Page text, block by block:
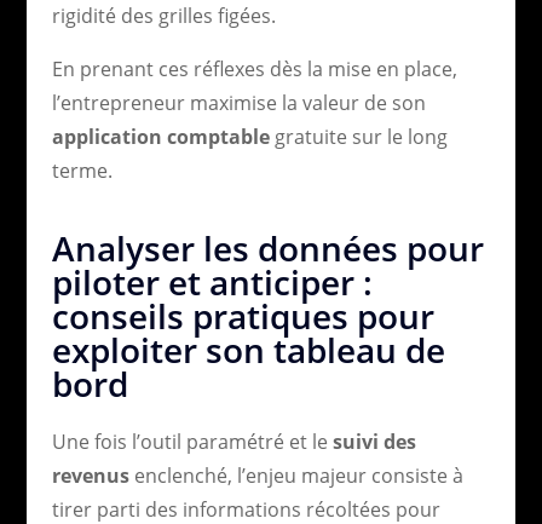
rigidité des grilles figées.
En prenant ces réflexes dès la mise en place,
l’entrepreneur maximise la valeur de son
application comptablegratuite sur le long
terme.
Analyser les données pour
piloter et anticiper :
conseils pratiques pour
exploiter son tableau de
bord
Une fois l’outil paramétré et le suivi des
revenusenclenché, l’enjeu majeur consiste à
tirer parti des informations récoltées pour